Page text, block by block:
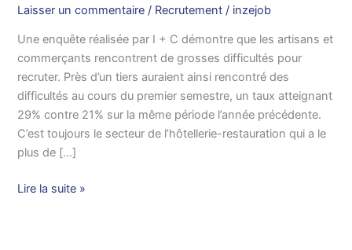
Laisser un commentaire / Recrutement / inzejob
Une enquête réalisée par I + C démontre que les artisans et
commerçants rencontrent de grosses difficultés pour
recruter. Près d’un tiers auraient ainsi rencontré des
difficultés au cours du premier semestre, un taux atteignant
29% contre 21% sur la même période l’année précédente.
C’est toujours le secteur de l’hôtellerie-restauration qui a le
plus de […]
peinent
Lire la suite »